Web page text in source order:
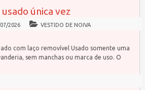
única vez
2026 VESTIDO DE NOIVA
com laço removível Usado somente uma
sem manchas ou marca de uso. O